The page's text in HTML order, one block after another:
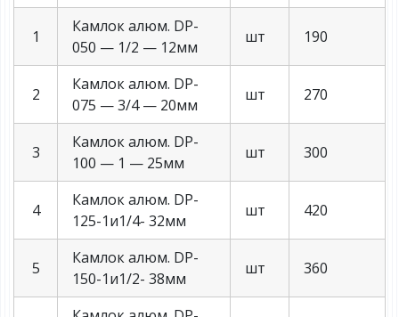
1
Камлок алюм. DP-
050 — 1/2 — 12мм
шт 190
2
Камлок алюм. DP-
075 — 3/4 — 20мм
шт 270
3
Камлок алюм. DP-
100 — 1 — 25мм
шт 300
4
Камлок алюм. DP-
125-1и1/4- 32мм
шт 420
5
Камлок алюм. DP-
150-1и1/2- 38мм
шт 360